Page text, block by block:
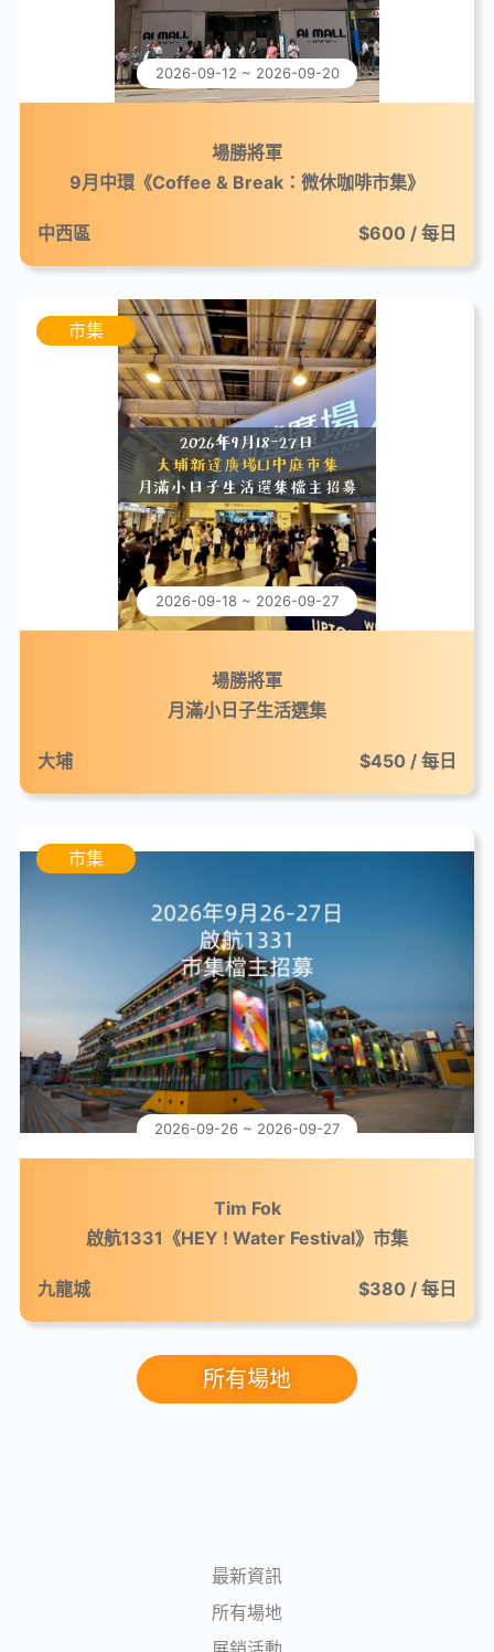
2026-09-12 ~ 2026-09-20
場勝將軍
9月中環《Coffee & Break：微休咖啡市集》
中西區 $600 / 每日
市集
2026-09-18 ~ 2026-09-27
場勝將軍
月滿小日子生活選集
大埔 $450 / 每日
市集
2026-09-26 ~ 2026-09-27
Tim Fok
啟航1331《HEY ! Water Festival》市集
九龍城 $380 / 每日
所有場地
最新資訊
所有場地